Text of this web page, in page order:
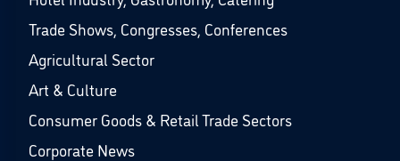
Trade Shows, Congresses, Conferences
Agricultural Sector
Art & Culture
Consumer Goods & Retail Trade Sectors
Corporate News